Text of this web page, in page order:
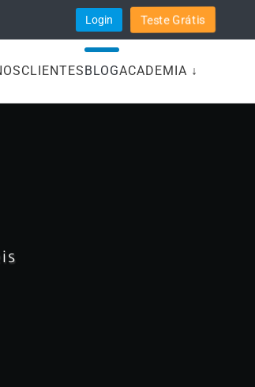
Login Teste Grátis
CLIENTESBLOGACADEMIA ↓